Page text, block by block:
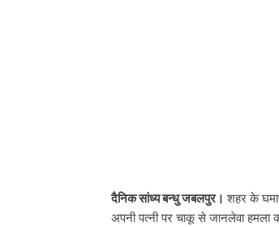
दैनिक सांध्य बन्धु जबलपुर। शहर के
अपनी पत्नी पर चाकू से जानलेवा हमला